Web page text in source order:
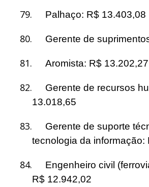
79. Palhaço: R$ 13.403,08
80. Gerente de
81. Aromista: R$ 13.202,27
82.
Gerente de recursos
13.018,65
83.
Gerente de suporte
tecnologia da informação:
84.
Engenheiro civil
R$ 12.942,02